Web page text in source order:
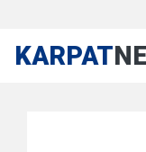
KARPAT